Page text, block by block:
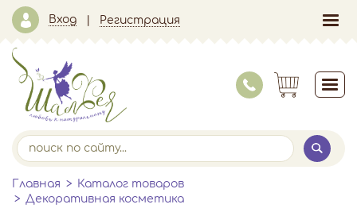
Вход Регистрация
Главная
Каталог товаров
Декоративная косметика